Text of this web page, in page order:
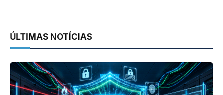
ÚLTIMAS NOTÍCIAS